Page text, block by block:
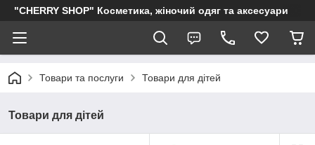
"CHERRY SHOP" Косметика, жіночий одяг та аксесуари
Товари та послуги Товари для дітей
Товари для дітей